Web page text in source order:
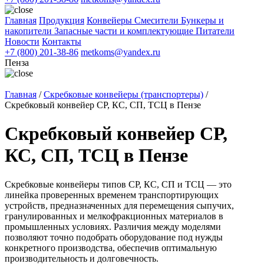
Главная Продукция Конвейеры Смесители Бункеры и
накопители Запасные части и комплектующие Питатели
Новости Контакты
+7 (800) 201-38-86 metkoms@yandex.ru
Пенза
Главная /Скребковые конвейеры (транспортеры) /
Скребковый конвейер СР, КС, СП, ТСЦ в Пензе
Скребковый конвейер СР,
КС, СП, ТСЦ в Пензе
Скребковые конвейеры типов СР, КС, СП и ТСЦ — это
линейка проверенных временем транспортирующих
устройств, предназначенных для перемещения сыпучих,
гранулированных и мелкофракционных материалов в
промышленных условиях. Различия между моделями
позволяют точно подобрать оборудование под нужды
конкретного производства, обеспечив оптимальную
производительность и долговечность.